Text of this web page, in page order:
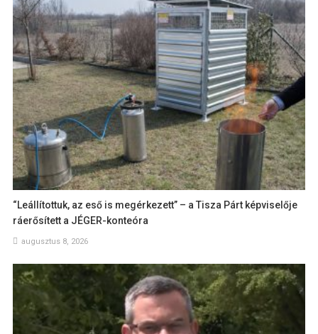
“Leállítottuk, az eső is megérkezett” – a Tisza Párt képviselője
ráerősített a JÉGER-konteóra
augusztus 8, 2026